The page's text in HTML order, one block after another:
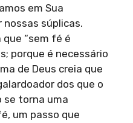
em Sua
nossas súplicas.
que “sem fé é
porque é necessário
de Deus creia que
dos que o
se torna uma
um passo que